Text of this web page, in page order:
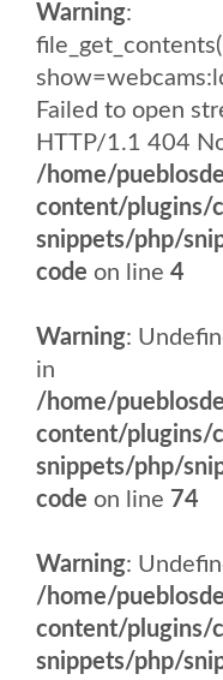
Warning:
Failed to open
HTTP/1.1 404
/home/
content/plugins/
snippets/php/
code on line 4
Warning:
in
/home/
content/plugins/
snippets/php/
code on line 74
Warning:
/home/
content/plugins/
snippets/php/